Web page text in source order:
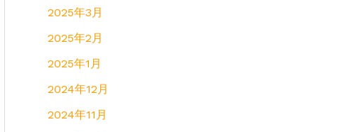
2025年3月
2025年2月
2025年1月
2024年12月
2024年11月